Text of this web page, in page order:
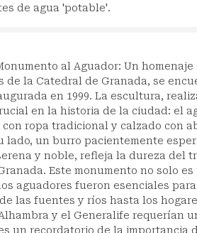
de agua 'potable'.
al Aguador: Un
de la Catedral de Granada, se
en 1999. La escultura,
en la historia de la ciudad: el
ropa tradicional y calzado con
lado, un burro pacientemente
y noble, refleja la dureza del
Este monumento no solo
aguadores fueron esenciales
las fuentes y ríos hasta los
y el Generalife requerían
un recordatorio de la importancia